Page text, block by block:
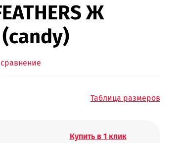
Ж
(candy)
Таблица размеров
Купить в 1 клик